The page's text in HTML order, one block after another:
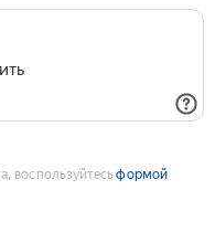
воспользуйтесьформой